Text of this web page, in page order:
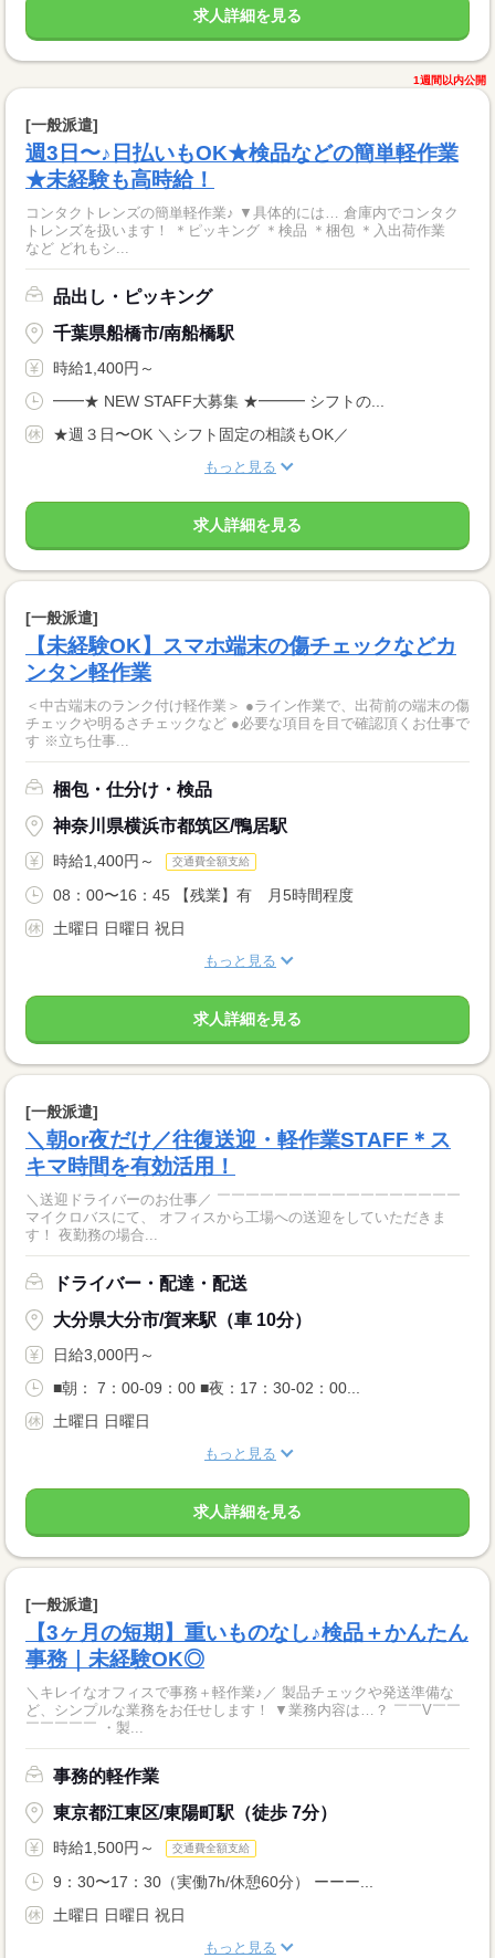
求人詳細を見る
1週間以内公開
[一般派遣]
週3日〜♪日払いもOK★検品などの簡単軽作業
★未経験も高時給！
コンタクトレンズの簡単軽作業♪ ▼具体的には… 倉庫内でコンタク
トレンズを扱います！ ＊ピッキング ＊検品 ＊梱包 ＊入出荷作業
など どれもシ...
品出し・ピッキング
千葉県船橋市/南船橋駅
時給1,400円～
━━★ NEW STAFF大募集 ★━━━ シフトの...
★週３日〜OK ＼シフト固定の相談もOK／
もっと見る
求人詳細を見る
[一般派遣]
【未経験OK】スマホ端末の傷チェックなどカ
ンタン軽作業
＜中古端末のランク付け軽作業＞ ●ライン作業で、出荷前の端末の傷
チェックや明るさチェックなど ●必要な項目を目で確認頂くお仕事で
す ※立ち仕事...
梱包・仕分け・検品
神奈川県横浜市都筑区/鴨居駅
時給1,400円～ 交通費全額支給
08：00〜16：45 【残業】有 月5時間程度
土曜日 日曜日 祝日
もっと見る
求人詳細を見る
[一般派遣]
＼朝or夜だけ／往復送迎・軽作業STAFF＊ス
キマ時間を有効活用！
＼送迎ドライバーのお仕事／ ￣￣￣￣￣￣￣￣￣￣￣￣￣￣￣￣￣
マイクロバスにて、 オフィスから工場への送迎をしていただきま
す！ 夜勤務の場合...
ドライバー・配達・配送
大分県大分市/賀来駅（車 10分）
日給3,000円～
■朝： 7：00‐09：00 ■夜：17：30-02：00...
土曜日 日曜日
もっと見る
求人詳細を見る
[一般派遣]
【3ヶ月の短期】重いものなし♪検品＋かんたん
事務｜未経験OK◎
＼キレイなオフィスで事務＋軽作業♪／ 製品チェックや発送準備な
ど、シンプルな業務をお任せします！ ▼業務内容は…？ ￣￣V￣￣
￣￣￣￣￣ ・製...
事務的軽作業
東京都江東区/東陽町駅（徒歩 7分）
時給1,500円～ 交通費全額支給
9：30〜17：30（実働7h/休憩60分） ーーー...
土曜日 日曜日 祝日
もっと見る